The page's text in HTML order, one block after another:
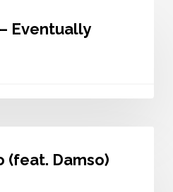
Eventually
(feat. Damso)